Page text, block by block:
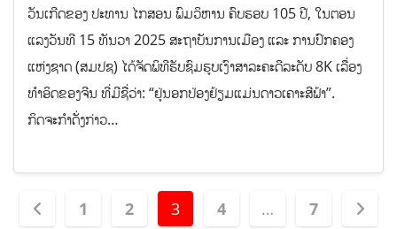
ວັນເກີດຂອງ ປະທານ ໄກສອນ ພົມວິຫານ ຄົບຮອບ 105 ປີ, ໃນຕອນ
ແລງວັນທີ 15 ທັນວາ 2025 ສະຖາບັນການເມືອງ ແລະ ການປົກຄອງ
ແຫ່ງຊາດ (ສມປຊ) ໄດ້ຈັດພິທີຮັບຊົມຮູບເງົາສາລະຄະດີລະດັບ 8K ເລື່ອງ
ທຳອິດຂອງຈີນ ທີ່ມີຊື່ວ່າ: “ຢູ່ນອກປ່ອງຢ້ຽມແມ່ນດາວເຄາະສີຟ້າ”.
ກິດຈະກຳດັ່ງກ່າວ…
1 2 3 4 … 7